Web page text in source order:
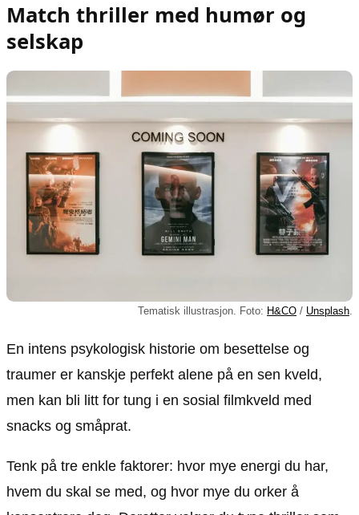
Match thriller med humør og
selskap
Tematisk illustrasjon. Foto: H&CO / Unsplash.
En intens psykologisk historie om besettelse og
traumer er kanskje perfekt alene på en sen kveld,
men kan bli litt for tung i en sosial filmkveld med
snacks og småprat.
Tenk på tre enkle faktorer: hvor mye energi du har,
hvem du skal se med, og hvor mye du orker å